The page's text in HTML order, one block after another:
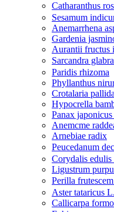
Catharanthus
Sesamum
Anemarrhena
Gardenia
Aurantii fructus
Sarcandra
Paridis rhizoma
Phyllanthus
Crotalaria
Hypocrella
Panax
Anemcme
Arnebiae radix
Peucedanum
Corydalis
Ligustrum
Perilla
Aster tataricus
Callicarpa